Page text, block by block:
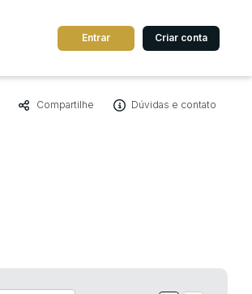
Cidade
Entrar Criar conta
Compartilhe Dúvidas e contato